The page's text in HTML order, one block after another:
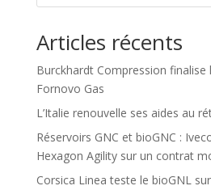
Articles récents
Burckhardt Compression finalise
Fornovo Gas
L’Italie renouvelle ses aides au
Réservoirs GNC et bioGNC :
Hexagon Agility sur un contrat
Corsica Linea teste le bioGNL